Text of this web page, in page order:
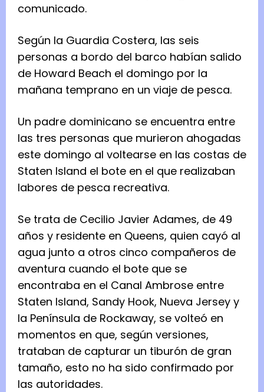
comunicado.
Según la Guardia Costera, las seis
personas a bordo del barco habían salido
de Howard Beach el domingo por la
mañana temprano en un viaje de pesca.
Un padre dominicano se encuentra entre
las tres personas que murieron ahogadas
este domingo al voltearse en las costas de
Staten Island el bote en el que realizaban
labores de pesca recreativa.
Se trata de Cecilio Javier Adames, de 49
años y residente en Queens, quien cayó al
agua junto a otros cinco compañeros de
aventura cuando el bote que se
encontraba en el Canal Ambrose entre
Staten Island, Sandy Hook, Nueva Jersey y
la Península de Rockaway, se volteó en
momentos en que, según versiones,
trataban de capturar un tiburón de gran
tamaño, esto no ha sido confirmado por
las autoridades.